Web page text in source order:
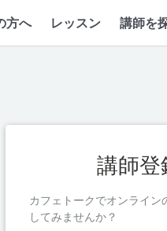
方へ レッスン 講師を
講師登
カフェトークでオンライン
してみませんか？